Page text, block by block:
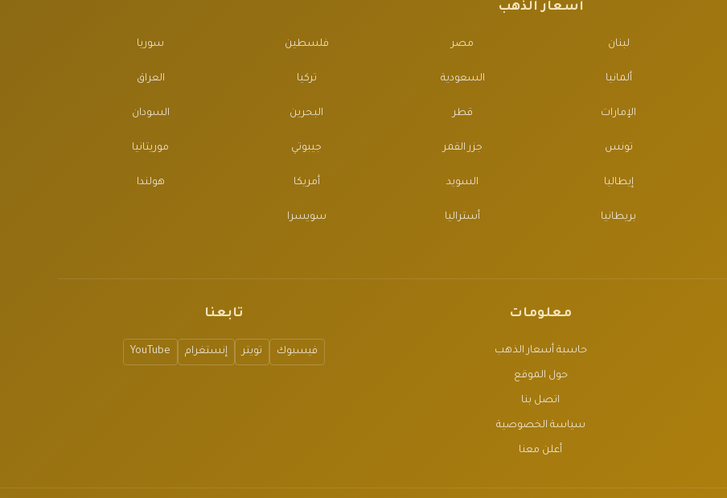
أسعار الذهب
لبنان مصر فلسطين سوريا
ألمانيا السعودية تركيا العراق
الإمارات قطر البحرين السودان
تونس جزر القمر جيبوتي موريتانيا
إيطاليا السويد أمريكا هولندا
بريطانيا أستراليا سويسرا
معلومات
حاسبة أسعار الذهب
حول الموقع
اتصل بنا
سياسة الخصوصية
أعلن معنا
تابعنا
فيسبوك تويتر إنستغرام YouTube